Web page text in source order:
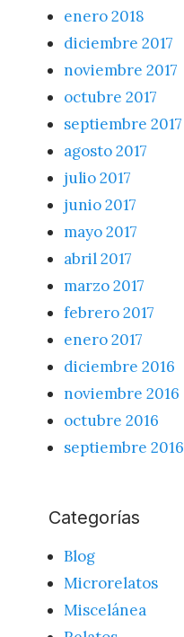
enero 2018
diciembre 2017
noviembre 2017
octubre 2017
septiembre 2017
agosto 2017
julio 2017
junio 2017
mayo 2017
abril 2017
marzo 2017
febrero 2017
enero 2017
diciembre 2016
noviembre 2016
octubre 2016
septiembre 2016
Categorías
Blog
Microrelatos
Miscelánea